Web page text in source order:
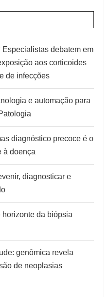
debatem em
aos corticoides
de infecções
e automação para
diagnóstico precoce é o
à doença
diagnosticar e
da biópsia
genômica revela
de neoplasias